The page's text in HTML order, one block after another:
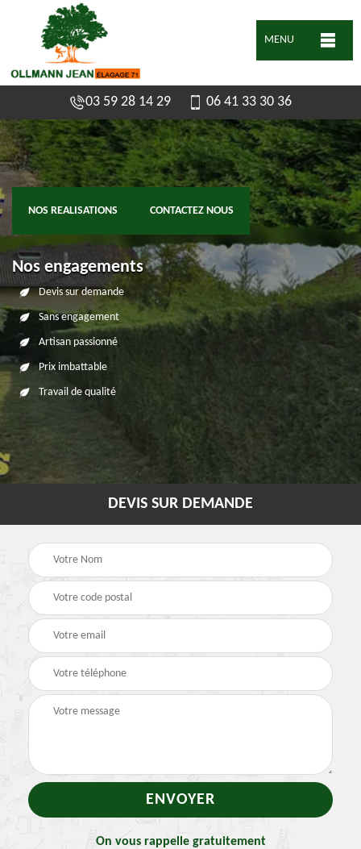
MENU
03 59 28 14 29 06 41 33 30 36
NOS REALISATIONS CONTACTEZ NOUS
Nos engagements
Devis sur demande
Sans engagement
Artisan passionné
Prix imbattable
Travail de qualité
DEVIS SUR DEMANDE
On vous rappelle gratuitement